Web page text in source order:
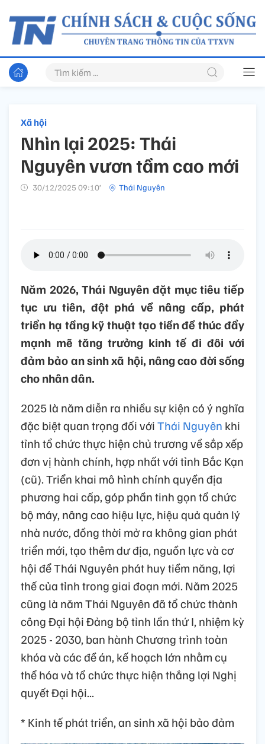
Xã hội
Nhìn lại 2025: Thái
Nguyên vươn tầm cao mới
30/12/2025 09:10’ Thái Nguyên
Năm 2026, Thái Nguyên đặt mục tiêu tiếp
tục ưu tiên, đột phá về nâng cấp, phát
triển hạ tầng kỹ thuật tạo tiền đề thúc đẩy
mạnh mẽ tăng trưởng kinh tế đi đôi với
đảm bảo an sinh xã hội, nâng cao đời sống
cho nhân dân.
2025 là năm diễn ra nhiều sự kiện có ý nghĩa
đặc biệt quan trọng đối vớiThái Nguyên khi
tỉnh tổ chức thực hiện chủ trương về sắp xếp
đơn vị hành chính, hợp nhất với tỉnh Bắc Kạn
(cũ). Triển khai mô hình chính quyền địa
phương hai cấp, góp phần tinh gọn tổ chức
bộ máy, nâng cao hiệu lực, hiệu quả quản lý
nhà nước, đồng thời mở ra không gian phát
triển mới, tạo thêm dư địa, nguồn lực và cơ
hội để Thái Nguyên phát huy tiềm năng, lợi
thế của tỉnh trong giai đoạn mới. Năm 2025
cũng là năm Thái Nguyên đã tổ chức thành
công Đại hội Đảng bộ tỉnh lần thứ I, nhiệm kỳ
2025 - 2030, ban hành Chương trình toàn
khóa và các đề án, kế hoạch lớn nhằm cụ
thể hóa và tổ chức thực hiện thắng lợi Nghị
quyết Đại hội...
* Kinh tế phát triển, an sinh xã hội bảo đảm